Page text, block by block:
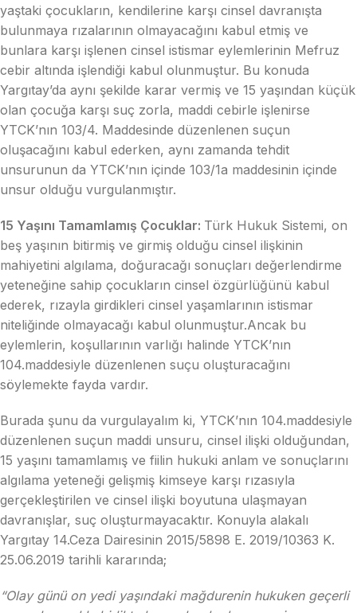
yaştaki çocukların, kendilerine karşı cinsel davranışta
bulunmaya rızalarının olmayacağını kabul etmiş ve
bunlara karşı işlenen cinsel istismar eylemlerinin Mefruz
cebir altında işlendiği kabul olunmuştur. Bu konuda
Yargıtay’da aynı şekilde karar vermiş ve 15 yaşından küçük
olan çocuğa karşı suç zorla, maddi cebirle işlenirse
YTCK’nın 103/4. Maddesinde düzenlenen suçun
oluşacağını kabul ederken, aynı zamanda tehdit
unsurunun da YTCK’nın içinde 103/1a maddesinin içinde
unsur olduğu vurgulanmıştır.
15 Yaşını Tamamlamış Çocuklar: Türk Hukuk Sistemi, on
beş yaşının bitirmiş ve girmiş olduğu cinsel ilişkinin
mahiyetini algılama, doğuracağı sonuçları değerlendirme
yeteneğine sahip çocukların cinsel özgürlüğünü kabul
ederek, rızayla girdikleri cinsel yaşamlarının istismar
niteliğinde olmayacağı kabul olunmuştur.Ancak bu
eylemlerin, koşullarının varlığı halinde YTCK’nın
104.maddesiyle düzenlenen suçu oluşturacağını
söylemekte fayda vardır.
Burada şunu da vurgulayalım ki, YTCK’nın 104.maddesiyle
düzenlenen suçun maddi unsuru, cinsel ilişki olduğundan,
15 yaşını tamamlamış ve fiilin hukuki anlam ve sonuçlarını
algılama yeteneği gelişmiş kimseye karşı rızasıyla
gerçekleştirilen ve cinsel ilişki boyutuna ulaşmayan
davranışlar, suç oluşturmayacaktır. Konuyla alakalı
Yargıtay 14.Ceza Dairesinin 2015/5898 E. 2019/10363 K.
25.06.2019 tarihli kararında;
“Olay günü on yedi yaşındaki mağdurenin hukuken geçerli